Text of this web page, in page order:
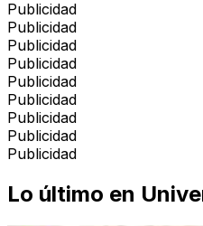
Publicidad
Publicidad
Publicidad
Publicidad
Publicidad
Publicidad
Publicidad
Publicidad
Publicidad
Lo último en